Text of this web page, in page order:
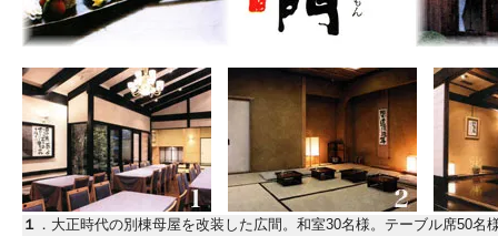
１ ．大正時代の別棟母屋を改装した広間。和室30名様。テーブル席50名